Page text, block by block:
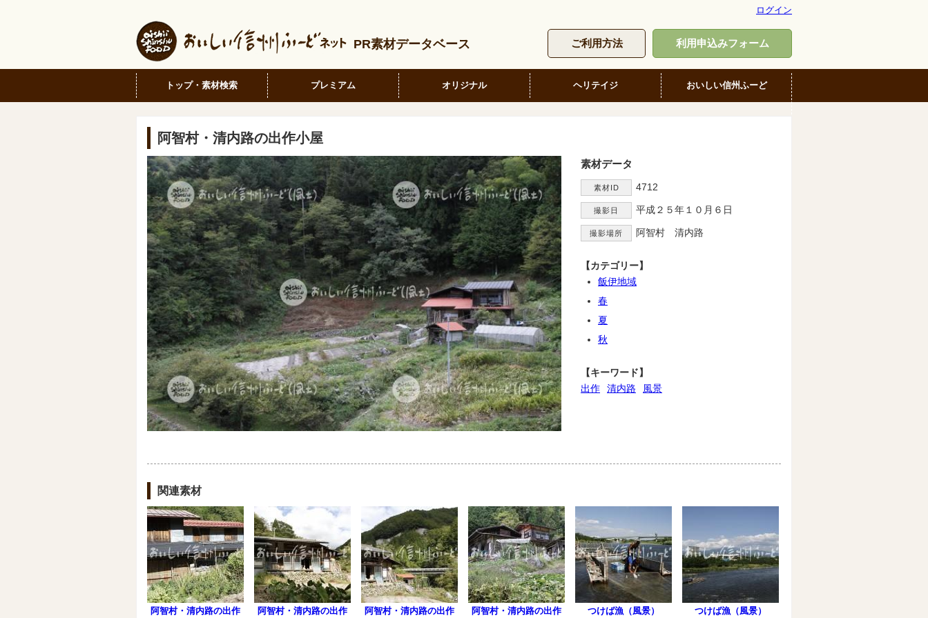
ログイン
PR素材データベース ご利用方法 利用申込みフォーム
トップ・素材検索 プレミアム オリジナル ヘリテイジ おいしい信州ふーど
阿智村・清内路の出作小屋
素材データ
素材ID 4712
撮影日 平成２５年１０月６日
撮影場所 阿智村 清内路
【カテゴリー】
飯伊地域
春
夏
秋
【キーワード】
出作
清内路 風景
関連素材
阿智村・清内路の出作 阿智村・清内路の出作 阿智村・清内路の出作 阿智村・清内路の出作 つけば漁（風景） つけば漁（風景）